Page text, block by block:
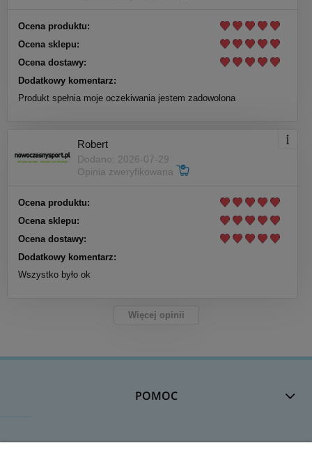
Ocena produktu:
Ocena sklepu:
Ocena dostawy:
Dodatkowy komentarz:
Produkt spełnia moje oczekiwania jestem zadowolona
Robert
Dodano: 2026-07-29
Opinia zweryfikowana
Ocena produktu:
Ocena sklepu:
Ocena dostawy:
Dodatkowy komentarz:
Wszystko było ok
Więcej opinii
POMOC